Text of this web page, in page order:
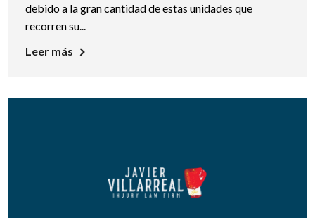
debido a la gran cantidad de estas unidades que
recorren su...
Leer más